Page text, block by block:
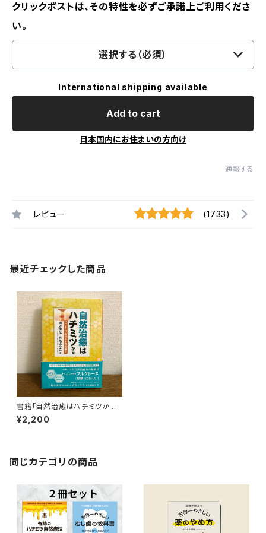
クリックポストは、その特性を必ずご承諾上ご利用くださ
い。
選択する（必須）
International shipping available
Add to cart
日本国内にお住まいの方向け
通報する
レビュー (1733)
最近チェックした商品
書籍「自然治癒はハチミツから」
【送料無料】
¥2,200
同じカテゴリの商品